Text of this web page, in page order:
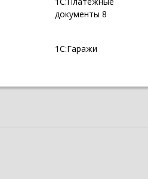
документы 8
1С:Гаражи